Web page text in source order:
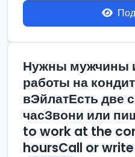
Нужны мужчины
работы на
вЭйлатЕсть две
часЗвони или
to work at the
hoursCall or